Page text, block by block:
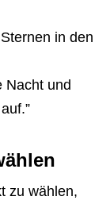
in den
Nacht und
zu wählen,